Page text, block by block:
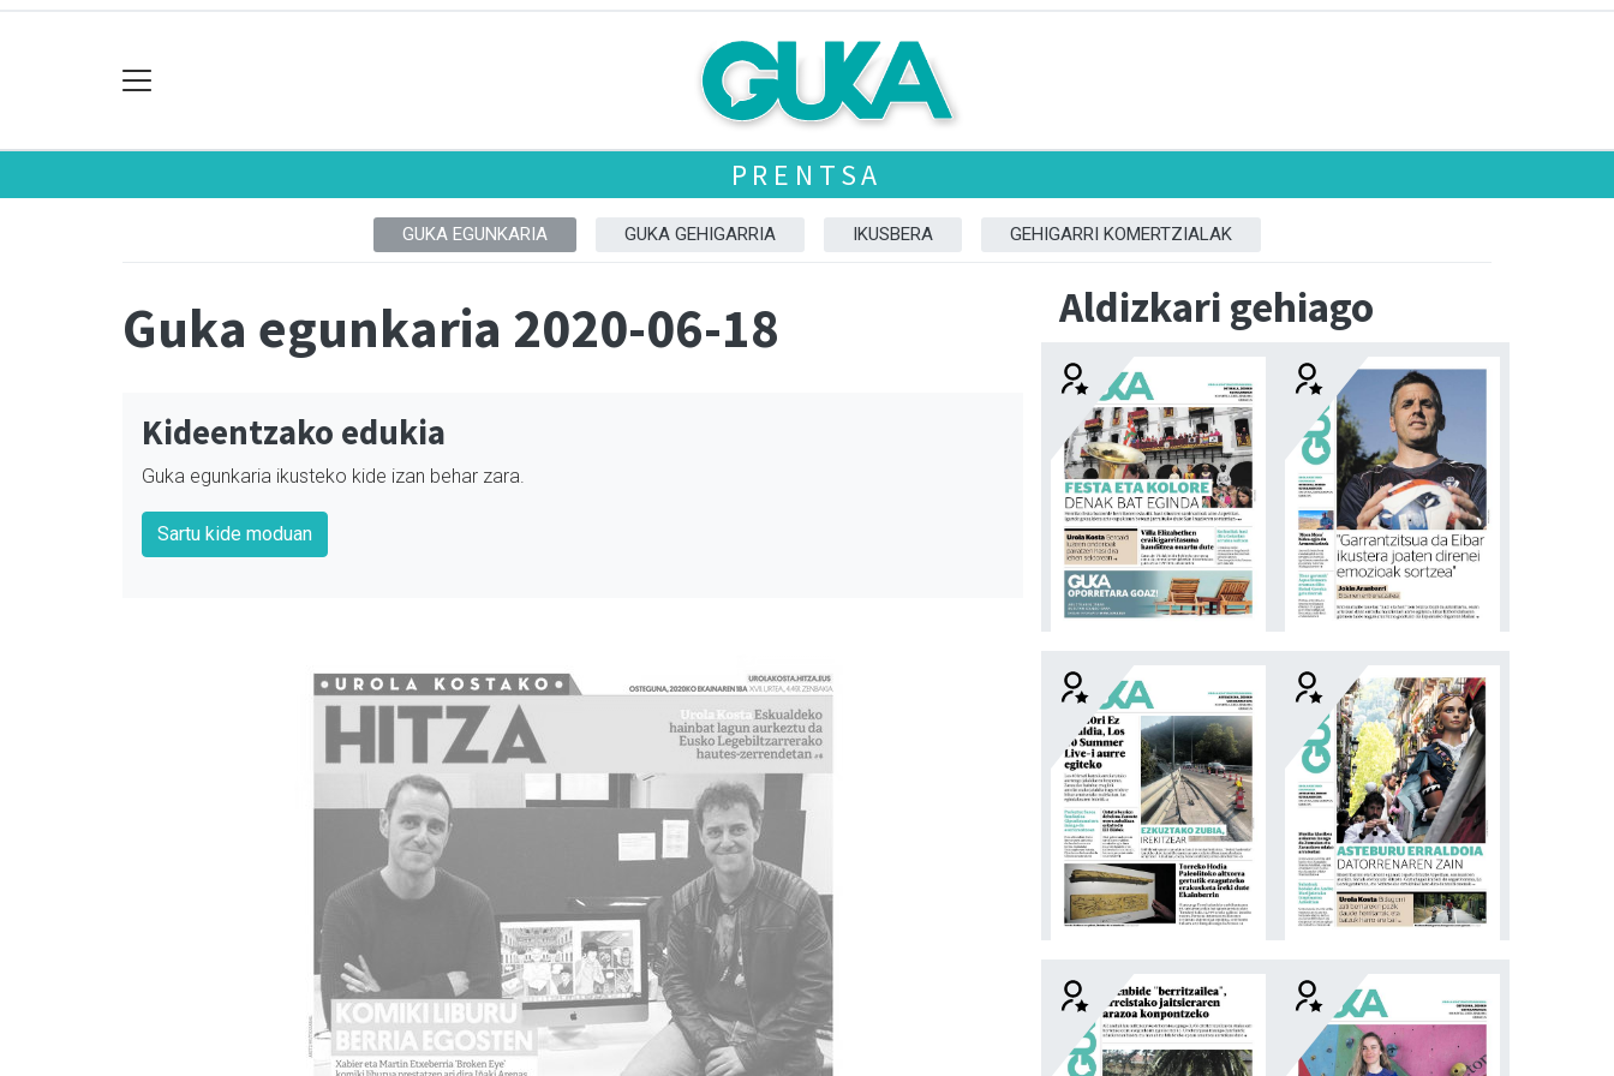
PRENTSA
GUKA EGUNKARIA GUKA GEHIGARRIA IKUSBERA GEHIGARRI KOMERTZIALAK
Guka egunkaria 2020-06-18
Kideentzako edukia
Guka egunkaria ikusteko kide izan behar zara.
Sartu kide moduan
Aldizkari gehiago